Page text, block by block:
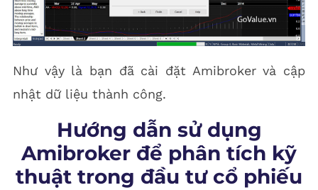
Như vậy là bạn đã cài đặt Amibroker và cập
nhật dữ liệu thành công.
Hướng dẫn sử dụng
Amibroker để phân tích kỹ
thuật trong đầu tư cổ phiếu